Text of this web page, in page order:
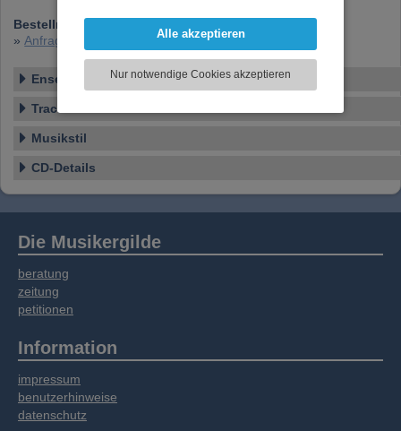
Funktionen für soziale Medien anbieten zu
zu analysieren. Dabei werden ggf.
Informationen zu Ihrer Verwendung unserer
soziale Medien, Werbung und Analysen
weitergegeben. Unsere Partner führen diese
Daten zusammen, die Sie bereitgestellt haben
Alle akzeptieren
Nur notwendige Cookies akzeptieren
Bestellnummer:
»Anfrage zu dieser CD
Ensemble
Tracklist
Musikstil
CD-Details
Die Musikergilde
beratung
zeitung
petitionen
Information
impressum
benutzerhinweise
datenschutz